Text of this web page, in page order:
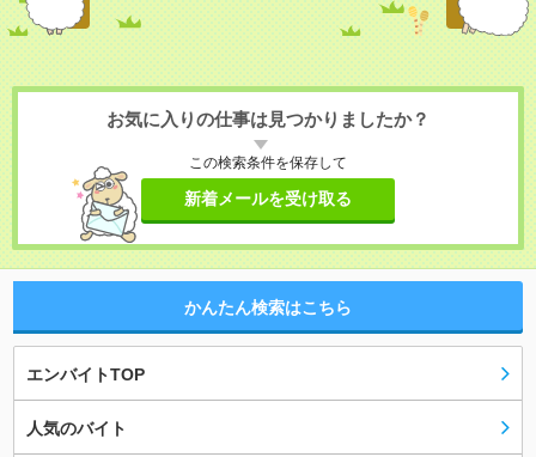
お気に入りの仕事は見つかりましたか？
この検索条件を保存して
新着メールを受け取る
かんたん検索はこちら
エンバイトTOP
人気のバイト